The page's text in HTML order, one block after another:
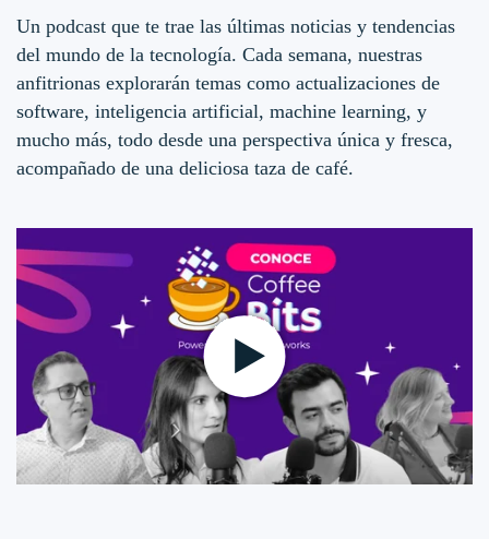
Un podcast que te trae las últimas noticias y tendencias
del mundo de la tecnología. Cada semana, nuestras
anfitrionas explorarán temas como actualizaciones de
software, inteligencia artificial, machine learning, y
mucho más, todo desde una perspectiva única y fresca,
acompañado de una deliciosa taza de café.